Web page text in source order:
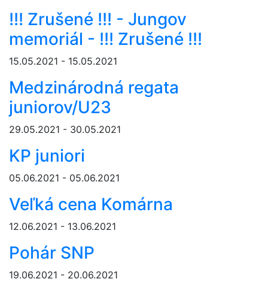
!!! Zrušené !!! - Jungov
memoriál - !!! Zrušené !!!
15.05.2021 - 15.05.2021
Medzinárodná regata
juniorov/U23
29.05.2021 - 30.05.2021
KP juniori
05.06.2021 - 05.06.2021
Veľká cena Komárna
12.06.2021 - 13.06.2021
Pohár SNP
19.06.2021 - 20.06.2021